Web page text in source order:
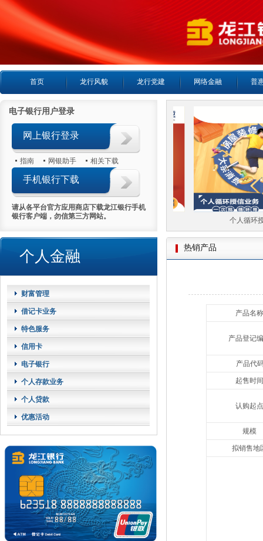
首页 龙行风貌 龙行党建 网络金融 普
电子银行用户登录
网上银行登录
指南 网银助手 相关下载
手机银行下载
请从各平台官方应用商店下载龙江银行手机
银行客户端，勿信第三方网站。
个人金融
财富管理
借记卡业务
特色服务
信用卡
电子银行
个人存款业务
个人贷款
优惠活动
个人房产抵押贷款 个人循环授
热销产品
产品名称
产品登记
产品代
起售时间
认购起点
规模
拟销售地